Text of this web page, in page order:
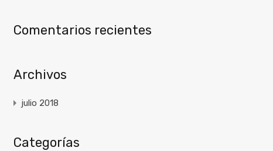
Comentarios recientes
Archivos
julio 2018
Categorías